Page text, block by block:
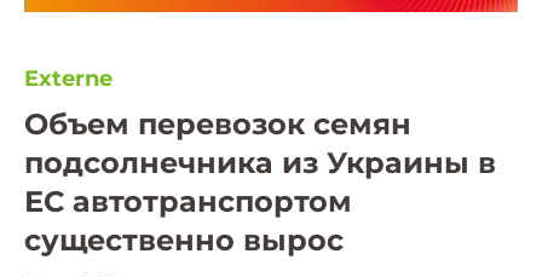
Externe
Объем перевозок семян
подсолнечника из Украины в
ЕС автотранспортом
существенно вырос